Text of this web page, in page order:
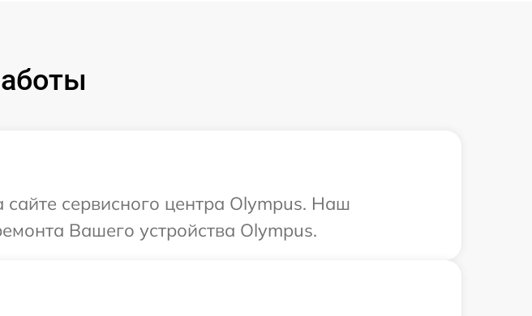
сервисного центра Olympus. Наш
Вашего устройства Olympus.